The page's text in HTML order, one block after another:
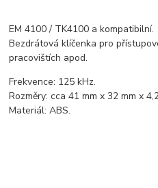
EM 4100 / TK4100 a kompatibilní.
Bezdrátová klíčenka pro
pracovištích apod.
Frekvence: 125 kHz.
Rozměry: cca 41 mm x 32 mm x
Materiál: ABS.